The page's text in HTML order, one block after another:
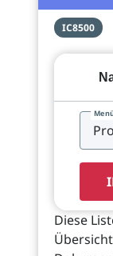
IC8500
Diese